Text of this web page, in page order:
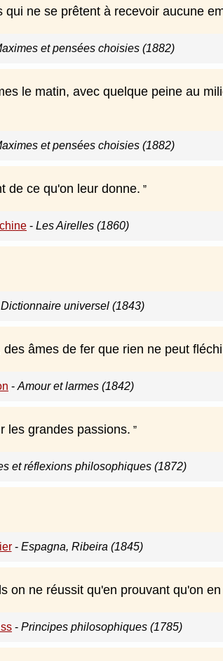
ne se prêtent à recevoir aucune
et pensées choisies (1882)
le matin, avec quelque peine au
et pensées choisies (1882)
de ce qu'on leur donne.
- Les Airelles (1860)
Dictionnaire universel (1843)
âmes de fer que rien ne peut
- Amour et larmes (1842)
les grandes passions.
et réflexions philosophiques (1872)
- Espagna, Ribeira (1845)
ne réussit qu'en prouvant qu'on
- Principes philosophiques (1785)